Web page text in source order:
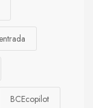
BCEcopilot